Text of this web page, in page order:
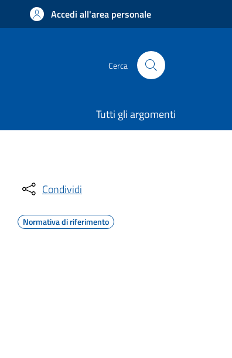
Accedi all'area personale
Cerca
Tutti gli argomenti
Condividi
Normativa di riferimento